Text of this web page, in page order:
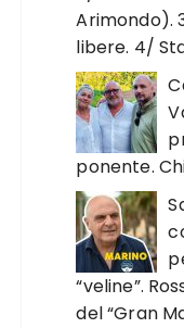
Arimondo).
libere. 4/
ponente.
“veline”.
del “Gran